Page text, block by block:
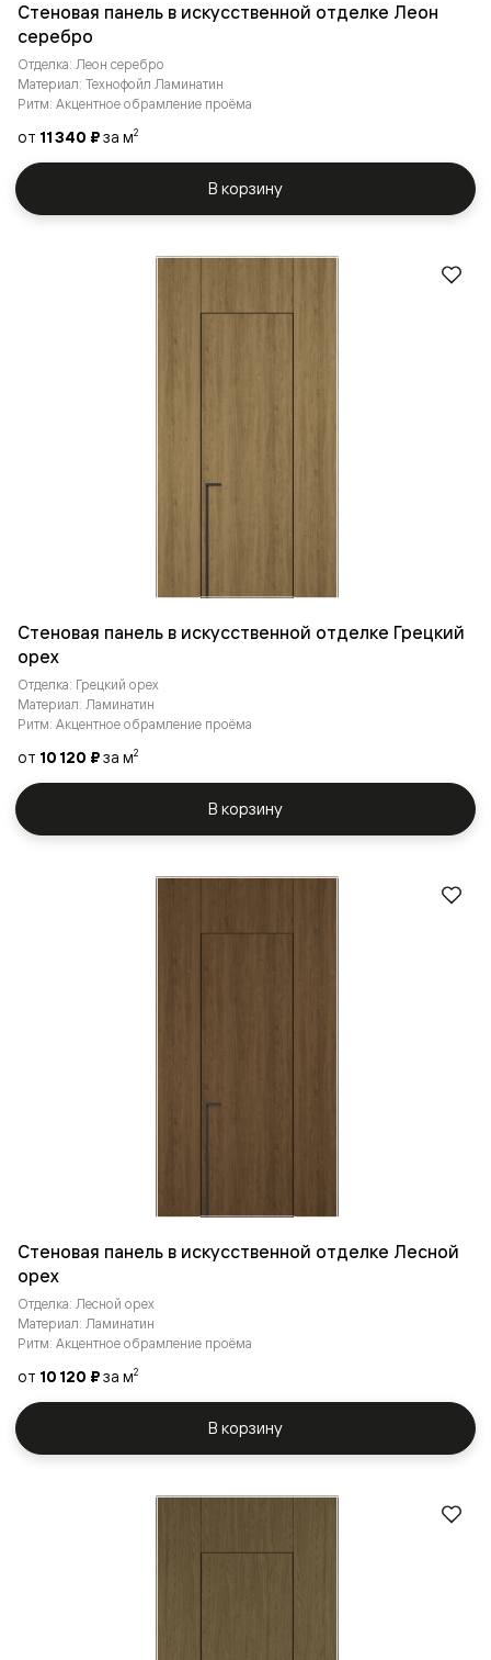
Стеновая панель в искусственной отделке Леон
серебро
Отделка: Леон серебро
Материал: Технофойл Ламинатин
Ритм: Акцентное обрамление проёма
от 11 340 ₽за м2
В корзину
Стеновая панель в искусственной отделке Грецкий
орех
Отделка: Грецкий орех
Материал: Ламинатин
Ритм: Акцентное обрамление проёма
от 10 120 ₽за м2
В корзину
Стеновая панель в искусственной отделке Лесной
орех
Отделка: Лесной орех
Материал: Ламинатин
Ритм: Акцентное обрамление проёма
от 10 120 ₽за м2
В корзину